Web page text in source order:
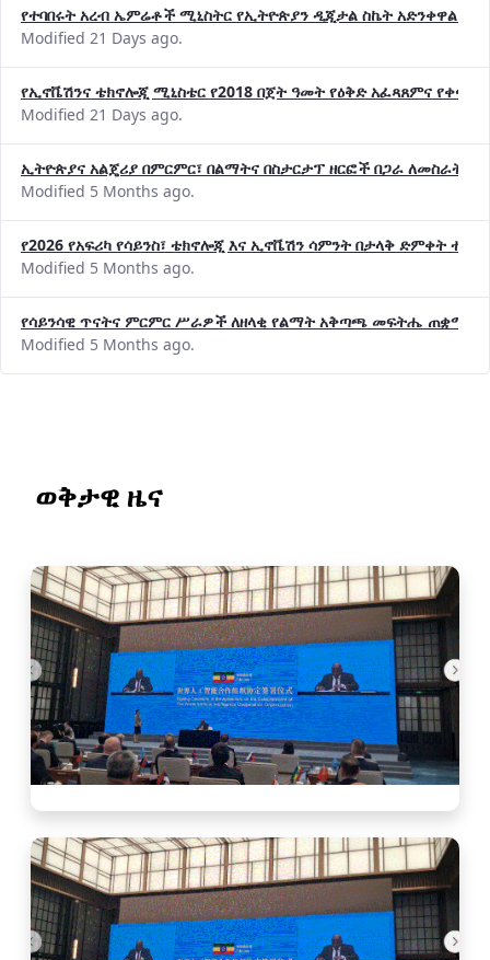
የተባበሩት አረብ ኤምሬቶች ሚኒስትር የኢትዮጵያን ዲጂታል ስኬት አድንቀዋል
Modified 21 Days ago.
የኢኖቬሽንና ቴክኖሎጂ ሚኒስቴር የ2018 በጀት ዓመት የዕቅድ አፈጻጸምና
Modified 21 Days ago.
ኢትዮጵያና አልጄሪያ በምርምር፣ በልማትና በስታርታፕ ዘርፎች በጋራ ለመስራት
Modified 5 Months ago.
የ2026 የአፍሪካ የሳይንስ፣ ቴክኖሎጂ እና ኢኖቬሽን ሳምንት በታላቅ ድምቀት
Modified 5 Months ago.
የሳይንሳዊ ጥናትና ምርምር ሥራዎች ለዘላቂ የልማት አቅጣጫ መፍትሔ ጠቋሚ
Modified 5 Months ago.
ወቅታዊ ዜና